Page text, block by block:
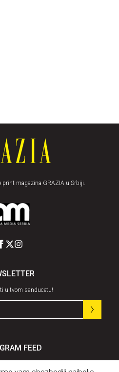
print magazina GRAZIA u Srbiji.
u tvom sanducetu!
FEED